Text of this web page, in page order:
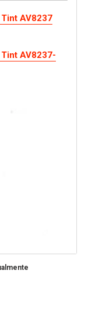
AV8237
AV8237-